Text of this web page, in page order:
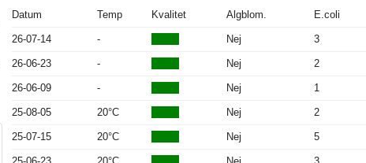
Datum Temp Kvalitet Algblom. E.coli
26-07-14 - Nej 3
26-06-23 - Nej 2
26-06-09 - Nej 1
25-08-05 20°C Nej 2
25-07-15 20°C Nej 5